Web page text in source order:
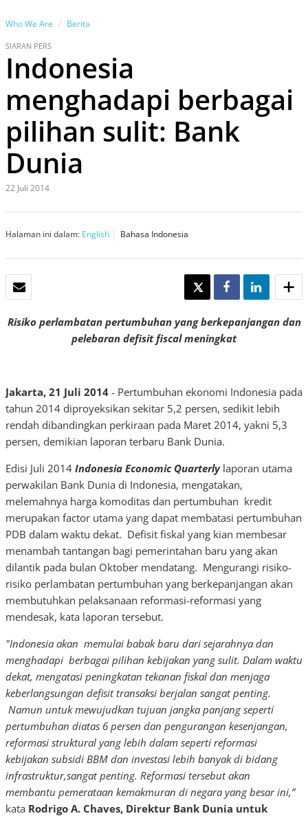
Who We Are Berita
SIARAN PERS
Indonesia
menghadapi berbagai
pilihan sulit: Bank
Dunia
22 Juli 2014
Halaman ini dalam: English Bahasa Indonesia
TWEET SHARE SHARE
Risiko perlambatan pertumbuhan yang berkepanjangan dan
pelebaran defisit fiscal meningkat
Jakarta, 21 Juli 2014 - Pertumbuhan ekonomi Indonesia pada
tahun 2014 diproyeksikan sekitar 5,2 persen, sedikit lebih
rendah dibandingkan perkiraan pada Maret 2014, yakni 5,3
persen, demikian laporan terbaru Bank Dunia.
Edisi Juli 2014 Indonesia Economic Quarterlylaporan utama
perwakilan Bank Dunia di Indonesia, mengatakan,
melemahnya harga komoditas dan pertumbuhan kredit
merupakan factor utama yang dapat membatasi pertumbuhan
PDB dalam waktu dekat. Defisit fiskal yang kian membesar
menambah tantangan bagi pemerintahan baru yang akan
dilantik pada bulan Oktober mendatang. Mengurangi risiko-
risiko perlambatan pertumbuhan yang berkepanjangan akan
membutuhkan pelaksanaan reformasi-reformasi yang
mendesak, kata laporan tersebut.
"Indonesia akan memulai babak baru dari sejarahnya dan
menghadapi berbagai pilihan kebijakan yang sulit. Dalam waktu
dekat, mengatasi peningkatan tekanan fiskal dan menjaga
keberlangsungan defisit transaksi berjalan sangat penting.
Namun untuk mewujudkan tujuan jangka panjang seperti
pertumbuhan diatas 6 persen dan pengurangan kesenjangan,
reformasi struktural yang lebih dalam seperti reformasi
kebijakan subsidi BBM dan investasi lebih banyak di bidang
infrastruktur,sangat penting. Reformasi tersebut akan
membantu pemerataan kemakmuran di negara yang besar ini,”
kata Rodrigo A. Chaves, Direktur Bank Dunia untuk